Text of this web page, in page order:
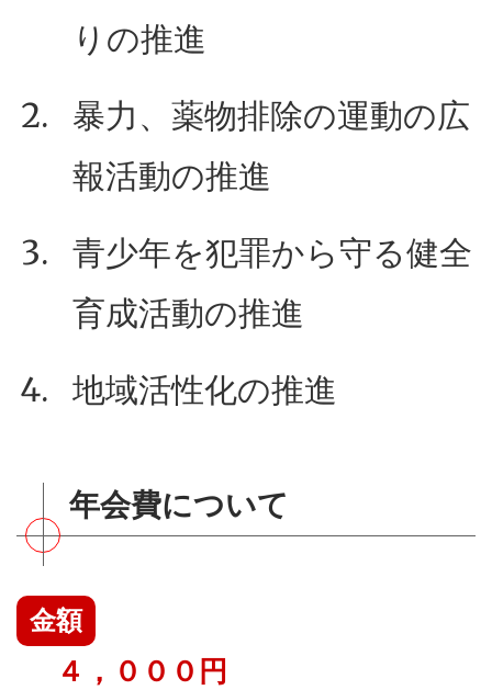
りの推進
暴力、薬物排除の運動の広
報活動の推進
青少年を犯罪から守る健全
育成活動の推進
地域活性化の推進
年会費について
金額
４，０００円